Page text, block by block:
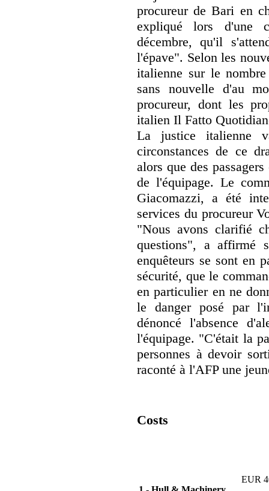
procureur de Bari en
expliqué lors d'une
décembre, qu'il
l'épave". Selon les
italienne sur le
sans nouvelle d'au
procureur, dont les
italien Il Fatto
La justice italienne
circonstances de ce
alors que des
de l'équipage. Le
Giacomazzi, a été
services du procureur
"Nous avons clarifié
questions", a affirmé
enquêteurs se sont en
sécurité, que le
en particulier en ne
le danger posé par
dénoncé l'absence
l'équipage. "C'était la
personnes à devoir
raconté à l'AFP une
Costs
EUR